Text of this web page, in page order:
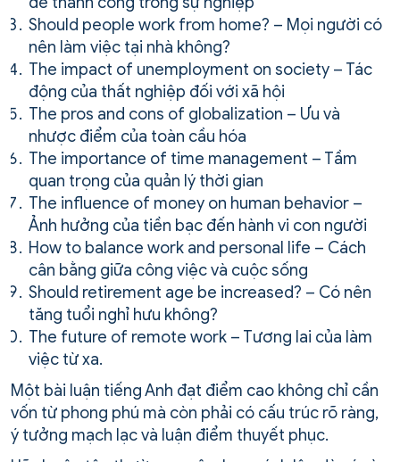
Should people work from home? – Mọi người có
nên làm việc tại nhà không?
The impact of unemployment on society – Tác
động của thất nghiệp đối với xã hội
The pros and cons of globalization – Ưu và
nhược điểm của toàn cầu hóa
The importance of time management – Tầm
quan trọng của quản lý thời gian
The influence of money on human behavior –
Ảnh hưởng của tiền bạc đến hành vi con người
How to balance work and personal life – Cách
cân bằng giữa công việc và cuộc sống
Should retirement age be increased? – Có nên
tăng tuổi nghỉ hưu không?
The future of remote work – Tương lai của làm
việc từ xa.
Một bài luận tiếng Anh đạt điểm cao không chỉ cần
vốn từ phong phú mà còn phải có cấu trúc rõ ràng,
ý tưởng mạch lạc và luận điểm thuyết phục.